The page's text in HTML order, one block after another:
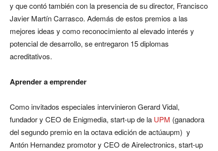
y que contó también con la presencia de su director, Francisco
Javier Martín Carrasco. Además de estos premios a las
mejores ideas y como reconocimiento al elevado interés y
potencial de desarrollo, se entregaron 15 diplomas
acreditativos.
Aprender a emprender
Como invitados especiales intervinieron Gerard Vidal,
fundador y CEO de Enigmedia, start-up de la UPM (ganadora
del segundo premio en la octava edición de actúaupm) y
Antón Hernandez promotor y CEO de Airelectronics, start-up